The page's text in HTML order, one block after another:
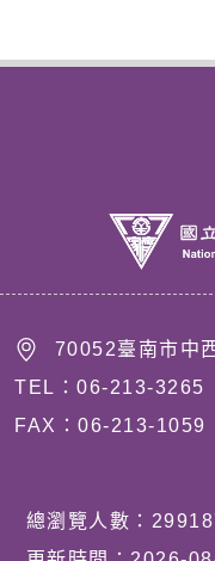
70052臺南市中
TEL：06-213-3265
FAX：06-213-1059
總瀏覽人數：